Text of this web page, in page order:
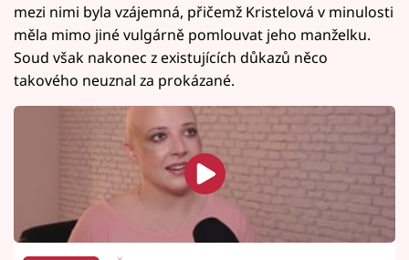
mezi nimi byla vzájemná, přičemž Kristelová v minulosti
měla mimo jiné vulgárně pomlouvat jeho manželku.
Soud však nakonec z existujících důkazů něco
takového neuznal za prokázané.